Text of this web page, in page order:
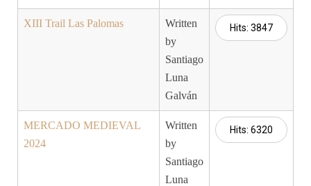
XIII Trail Las Palomas
Written
by
Santiago
Luna
Galván
Hits: 3847
MERCADO MEDIEVAL
2024
Written
by
Santiago
Luna
Hits: 6320